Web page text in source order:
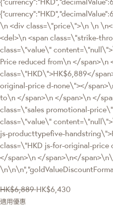
\n <div class=\"price\">\n \n
<del>\n <span class=\"strike-
class=\"value\"
Price reduced from\n </span>\n
class=\"HKD\">HK$6,889</
original-price d-none\"></
to\n </span>\n </span>\n </
class=\"sales promotional-
class=\"value\"
js-producttypefive-
class=\"HKD js-for-original-
</span>\n </span>\n</
HK$6,889 HK$6,430
適用優惠